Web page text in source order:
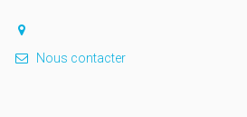
Nous contacter